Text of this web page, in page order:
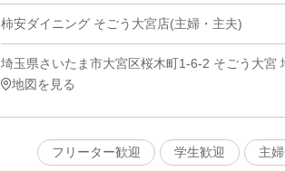
柿安ダイニング そごう大宮店(主婦・主夫)
埼玉県さいたま市大宮区桜木町1-6-2 そごう大宮
地図を見る
フリーター歓迎
学生歓迎 主